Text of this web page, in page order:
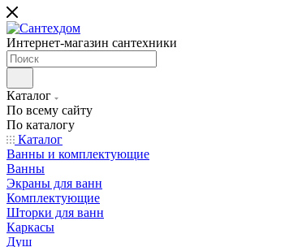
Интернет-магазин сантехники
Каталог
По всему сайту
По каталогу
Каталог
Ванны и комплектующие
Ванны
Экраны для ванн
Комплектующие
Шторки для ванн
Каркасы
Душ